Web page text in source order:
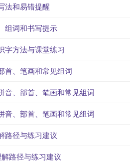
法和易错提醒
组词和书写提示
字方法与课堂练习
首、笔画和常见组词
音、部首、笔画和常见组词
音、部首、笔画和常见组词
路径与练习建议
路径与练习建议